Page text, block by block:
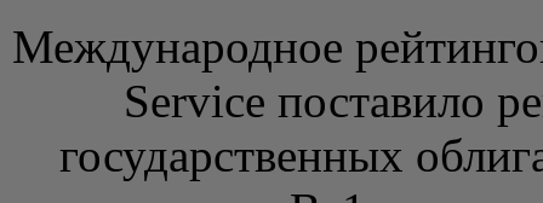
Международное
Service поставило
государственных